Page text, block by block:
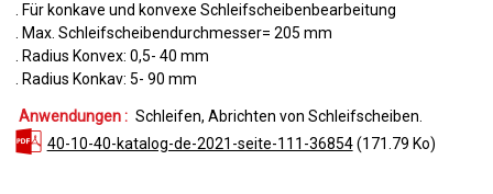
. Für konkave und konvexe Schleifscheibenbearbeitung
. Max. Schleifscheibendurchmesser= 205 mm
. Radius Konvex: 0,5- 40 mm
. Radius Konkav: 5- 90 mm
Anwendungen : Schleifen Abrichten von Schleifscheiben
40-10-40-katalog-de-2021-seite-111-36854(171.79 Ko)